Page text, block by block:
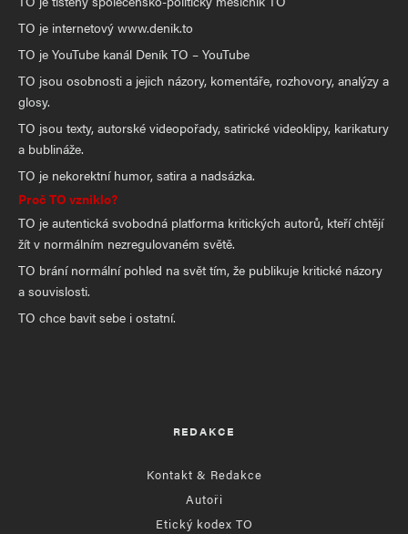
TO je internetový www.denik.to
TO je YouTube kanál Deník TO – YouTube
TO jsou osobnosti a jejich názory, komentáře, rozhovory, analýzy a
glosy.
TO jsou texty, autorské videopořady, satirické videoklipy, karikatury
a bublináže.
TO je nekorektní humor, satira a nadsázka.
Proč TO vzniklo?
TO je autentická svobodná platforma kritických autorů, kteří chtějí
žít v normálním nezregulovaném světě.
TO brání normální pohled na svět tím, že publikuje kritické názory
a souvislosti.
TO chce bavit sebe i ostatní.
REDAKCE
Kontakt & Redakce
Autoři
Etický kodex TO